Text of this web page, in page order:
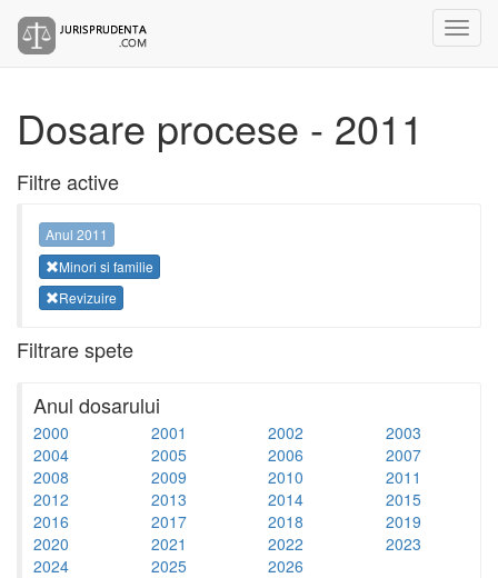
Dosare procese - 2011
Filtre active
Anul 2011
Minori si familie
Revizuire
Filtrare spete
Anul dosarului
2000 2001 2002
2003
2004
2005 2006
2007
2008
2009 2010
2011
2012
2013 2014
2015
2016
2017 2018
2019
2020
2021 2022
2023
2024
2025 2026